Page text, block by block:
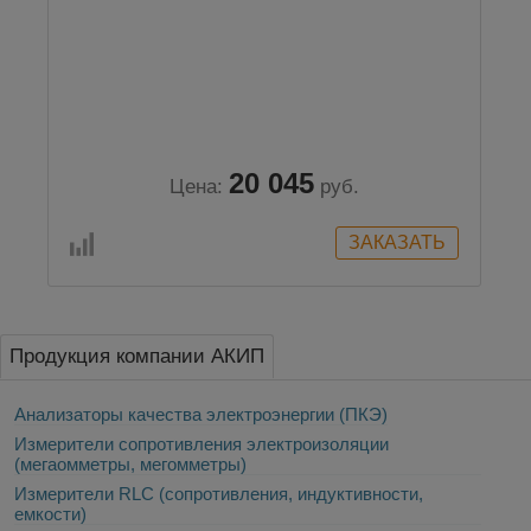
Цена: 20 045 руб.
Продукция компании АКИП
Анализаторы качества электроэнергии (ПКЭ)
Измерители сопротивления электроизоляции
(мегаомметры, мегомметры)
Измерители RLC (сопротивления, индуктивности,
емкости)